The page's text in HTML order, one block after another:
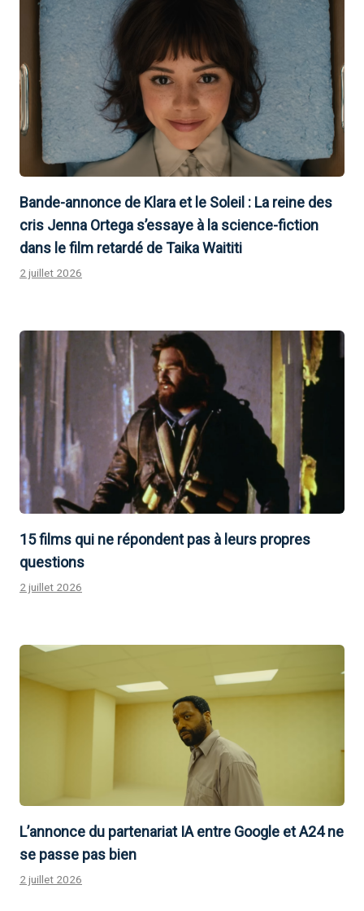
Bande-annonce de Klara et le Soleil : La reine des
cris Jenna Ortega s’essaye à la science-fiction
dans le film retardé de Taika Waititi
2 juillet 2026
15 films qui ne répondent pas à leurs propres
questions
2 juillet 2026
L’annonce du partenariat IA entre Google et A24 ne
se passe pas bien
2 juillet 2026